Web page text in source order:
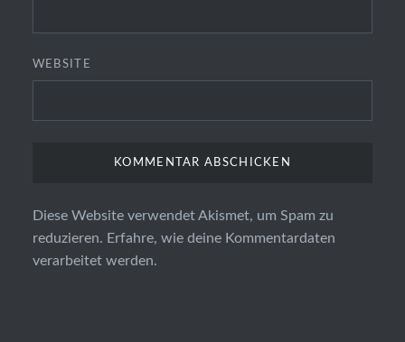
WEBSITE
Diese Website verwendet Akismet, um Spam zu
reduzieren. Erfahre, wie deine Kommentardaten
verarbeitet werden.